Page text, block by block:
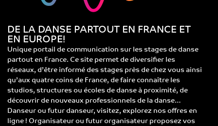
DE LA DANSE PARTOUT EN FRANCE ET
EN EUROPE!
Unique portail de communication sur les stages de danse
partout en France. Ce site permet de diversifier les
réseaux, d’être informé des stages près de chez vous ainsi
qu’aux quatre coins de France, de faire connaître les
studios, structures ou écoles de danse à proximité, de
découvrir de nouveaux professionnels de la danse…
Danseur ou futur danseur, visitez, explorez nos offres en
ligne ! Organisateur ou futur organisateur proposez vos